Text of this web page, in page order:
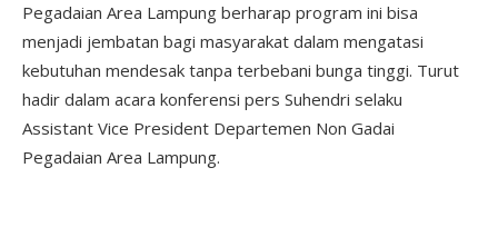
Pegadaian Area Lampung berharap program ini bisa
menjadi jembatan bagi masyarakat dalam mengatasi
kebutuhan mendesak tanpa terbebani bunga tinggi. Turut
hadir dalam acara konferensi pers Suhendri selaku
Assistant Vice President Departemen Non Gadai
Pegadaian Area Lampung.